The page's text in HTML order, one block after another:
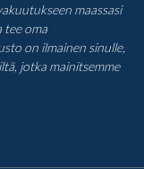
maassasi
tee oma
on ilmainen sinulle,
jotka mainitsemme